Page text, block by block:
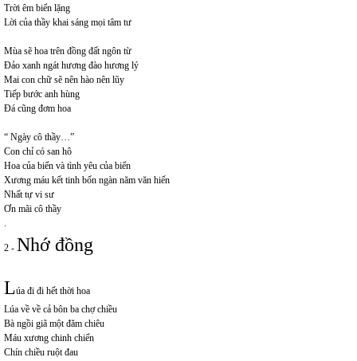
Trời êm biển lặng
Lời của thầy khai sáng mọi tâm tư
Mùa sẽ hoa trên đồng đất ngôn từ
Đảo xanh ngát hương đào hương lý
Mai con chữ sẽ nên hào nên lũy
Tiếp bước anh hùng
Đá cũng đơm hoa
“ Ngày cô thầy…”
Con chỉ có san hô
Hoa của biển và tình yêu của biển
Xương máu kết tinh bốn ngàn năm văn hiến
Nhất tự vi sư
Ơn mãi cô thầy
.
2 - Nhớ đồng
Lúa đi đi hết thời hoa
Lúa về về cả bôn ba chợ chiều
Bà ngồi giã một đăm chiêu
Máu xương chinh chiến
Chín chiều ruột đau